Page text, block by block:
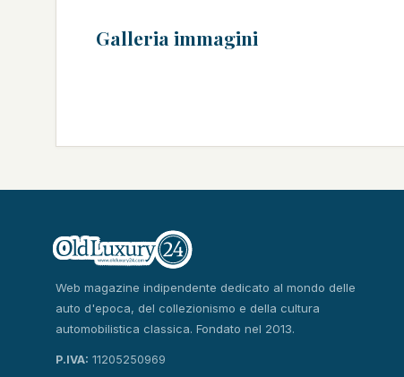
Galleria immagini
Web magazine indipendente dedicato al mondo delle
auto d'epoca, del collezionismo e della cultura
automobilistica classica. Fondato nel 2013.
P.IVA: 11205250969